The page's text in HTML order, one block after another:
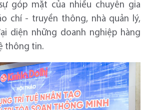
góp mặt của nhiều chuyên gia
chí - truyền thông, nhà quản lý,
diện những doanh nghiệp hàng
thông tin.